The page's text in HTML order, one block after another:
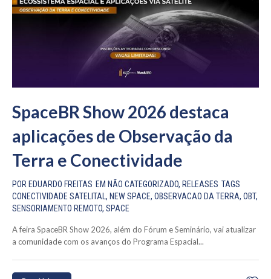
SpaceBR Show 2026 destaca
aplicações de Observação da
Terra e Conectividade
POR EDUARDO FREITAS EM NÃO CATEGORIZADO, RELEASES TAGS
CONECTIVIDADE SATELITAL , NEW SPACE, OBSERVACAO DA TERRA, OBT,
SENSORIAMENTO REMOTO, SPACE
A feira SpaceBR Show 2026, além do Fórum e Seminário, vai atualizar
a comunidade com os avanços do Programa Espacial...